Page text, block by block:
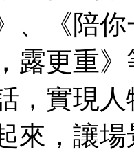
、《陪
露更重
，實現
來，讓